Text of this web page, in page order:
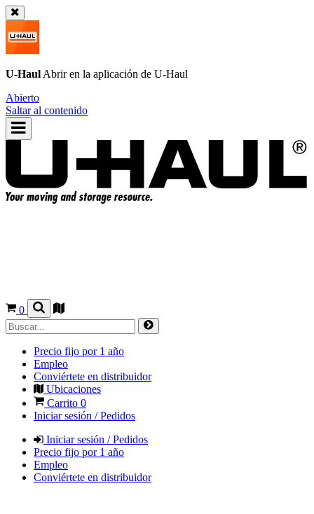
U-Haul Abrir en la aplicación de U-Haul
Abierto
Saltar al contenido
0
Precio fijo por 1 año
Empleo
Conviértete en distribuidor
Ubicaciones
Carrito 0
Iniciar sesión / Pedidos
Iniciar sesión / Pedidos
Precio fijo por 1 año
Empleo
Conviértete en distribuidor